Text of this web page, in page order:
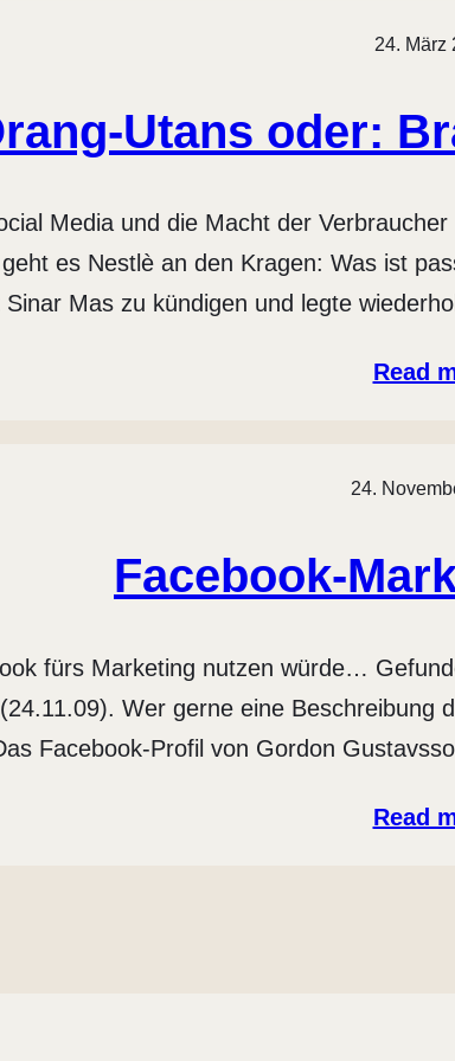
24. März
Utans oder:
Media und die Macht der
es Nestlè an den Kragen: Was ist
Mas zu kündigen und legte
Read
24.
Facebook-
fürs Marketing nutzen würde…
Wer gerne eine
Facebook-Profil von Gordon
Read